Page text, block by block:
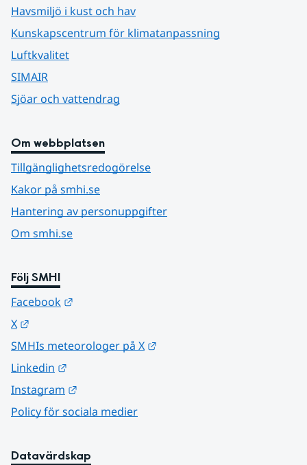
Havsmiljö i kust och hav
Kunskapscentrum för klimatanpassning
Luftkvalitet
SIMAIR
Sjöar och vattendrag
Om webbplatsen
Tillgänglighetsredogörelse
Kakor på smhi.se
Hantering av personuppgifter
Om smhi.se
Följ SMHI
Facebook
X
SMHIs meteorologer på X
Linkedin
Instagram
Policy för sociala medier
Datavärdskap